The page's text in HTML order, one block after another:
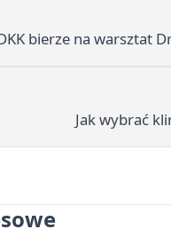
bierze na warsztat
Jak wybrać